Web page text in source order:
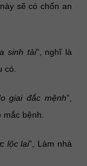
sẽ có chốn an
sinh tài”, nghĩ là
có.
giai đắc mệnh”,
bệnh.
lộc lai”, Làm nhà